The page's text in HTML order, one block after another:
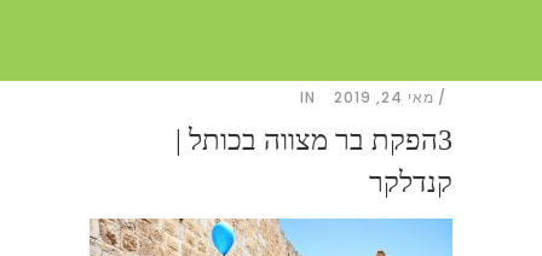
מאי 24, 2019 IN
3הפקת בר מצווה בכותל |
קנדלקר